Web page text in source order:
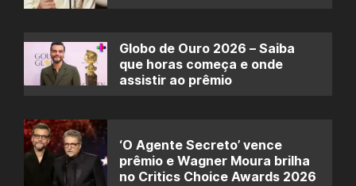
Globo de Ouro 2026 – Saiba
que horas começa e onde
assistir ao prêmio
‘O Agente Secreto’ vence
prêmio e Wagner Moura brilha
no Critics Choice Awards 2026